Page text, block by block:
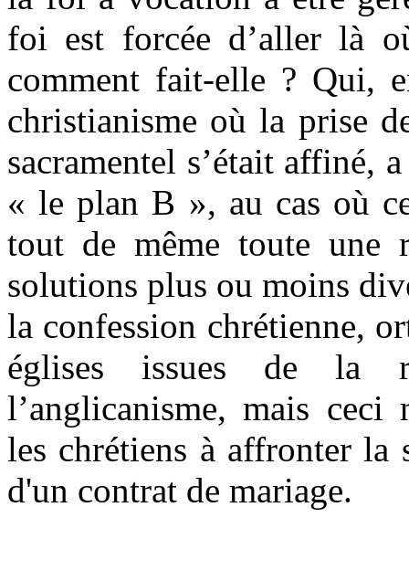
foi est forcée d’aller là
comment fait-elle ? Qui,
christianisme où la prise
sacramentel s’était affiné,
« le plan B », au cas où
tout de même toute une
solutions plus ou moins
la confession chrétienne,
églises issues de la
l’anglicanisme, mais ceci
les chrétiens à affronter la
d'un contrat de mariage.